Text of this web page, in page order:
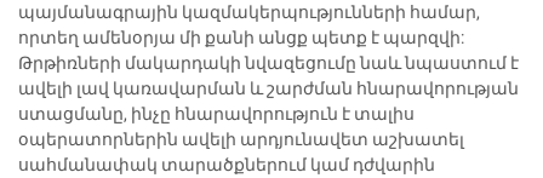
պայմանագրային կազմակերպությունների համար,
որտեղ ամենօրյա մի քանի անցք պետք է պարզվի:
Թրթիռների մակարդակի նվազեցումը նաև նպաստում է
ավելի լավ կառավարման և շարժման հնարավորության
ստացմանը, ինչը հնարավորություն է տալիս
օպերատորներին ավելի արդյունավետ աշխատել
սահմանափակ տարածքներում կամ դժվարին